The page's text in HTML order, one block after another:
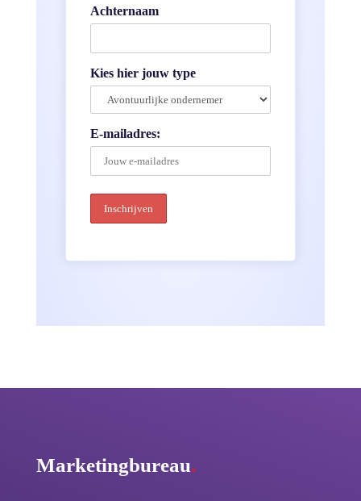
Achternaam
Kies hier jouw type
E-mailadres:
Marketingbureau.